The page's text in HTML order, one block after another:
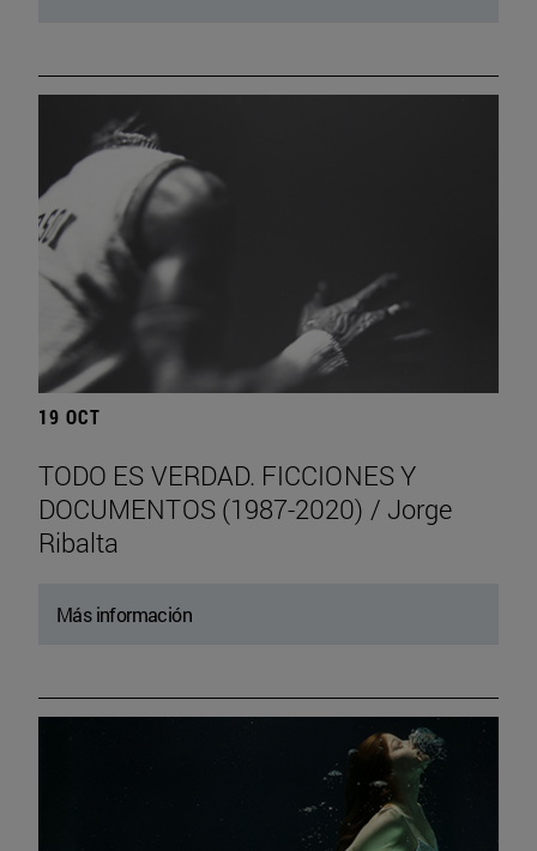
19 OCT
TODO ES VERDAD. FICCIONES Y
DOCUMENTOS (1987-2020) / Jorge
Ribalta
Más información